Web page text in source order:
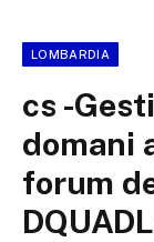
LOMBARDIA
cs -
domani
forum